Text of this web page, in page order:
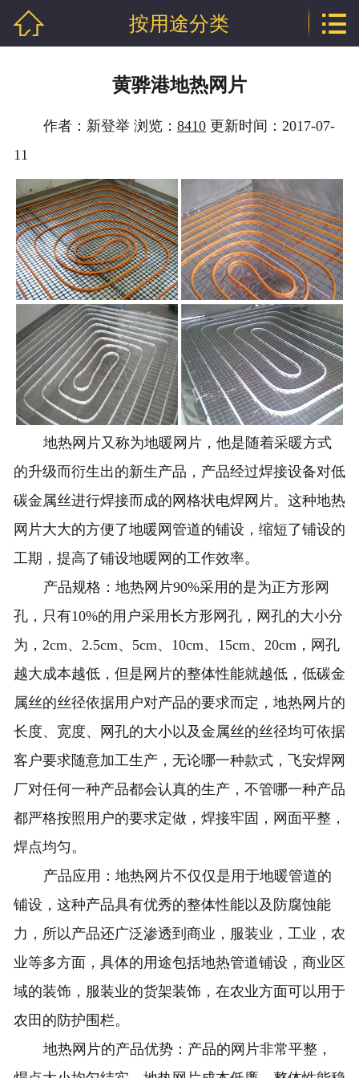
技术支持
厂房相册
工程案例
联系我们
地区分站
 按用途分类 
黄骅港地热网片
作者：新登举 浏览： 8410更新时间：2017-07-
11
地热网片又称为地暖 网片，他是随着采暖方式
的升级而衍生出的新生产品，产品经过焊接设备对低
碳金属丝进行焊接而成的网格状电焊网片。这种地热
网片大大的方便了地暖网管道的铺设，缩短了铺设的
工期，提高了铺设地暖网的工作效率。
产品规格： 地热网片90%采用的是为正方形网
孔，只有10%的用户采用长方形网孔，网孔的大小分
为，2cm、2.5cm、5cm、10cm、15cm、20cm，网孔
越大成本越低，但是网片的整体性能就越低，低碳金
属丝的丝径依据用户对产品的要求而定，地热网片的
长度、宽度、网孔的大小以及金属丝的丝径均可依据
客户要求随意加工生产，无论哪一种款式，飞安焊网
厂对任何一种产品都会认真的生产，不管哪一种产品
都严格按照用户的要求定做，焊接牢固，网面平整，
焊点均匀。
产品应用：地热网片不仅仅是用于地暖管道的
铺设，这种产品具有优秀的整体性能以及防腐蚀能
力，所以产品还广泛渗透到商业，服装业，工业，农
业等多方面，具体的用途包括地热管道铺设，商业区
域的装饰，服装业的货架装饰，在农业方面可以用于
农田的防护围栏。
地热网片的产品优势：产品的网片非常平整，